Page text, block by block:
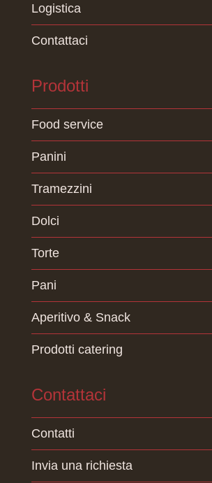
Logistica
Contattaci
Prodotti
Food service
Panini
Tramezzini
Dolci
Torte
Pani
Aperitivo & Snack
Prodotti catering
Contattaci
Contatti
Invia una richiesta